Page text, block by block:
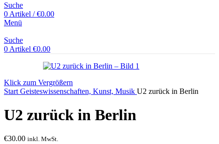
Suche
0 Artikel / €0.00
Menü
Suche
0 Artikel €0.00
Klick zum Vergrößern
Start Geisteswissenschaften, Kunst, Musik U2 zurück in Berlin
U2 zurück in Berlin
€30.00 inkl. MwSt.